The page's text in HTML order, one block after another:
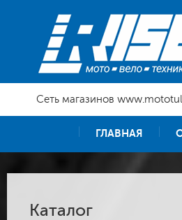
Сеть магазинов
ГЛАВНАЯ
Каталог